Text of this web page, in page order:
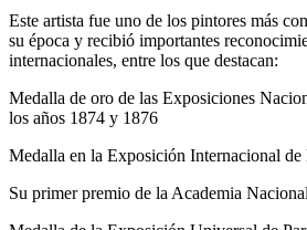
Este artista fue uno de los pintores más
su época y recibió importantes
internacionales, entre los que destacan:
Medalla de oro de las Exposiciones
los años 1874 y 1876
Medalla en la Exposición Internacional
Su primer premio de la Academia